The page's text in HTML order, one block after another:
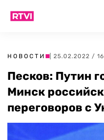
НОВОСТИ | 25.02.2022 /
Песков: Путин
Минск
переговоров с